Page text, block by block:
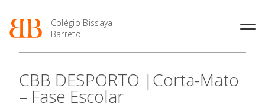
Colégio Bissaya
Barreto
Projeto Educativo
Organização
Enriquecimento Curricular
Oferta Curricular
Profissionais
Matrículas
2027
Calendários
CBB DESPORTO |Corta-Mato
– Fase Escolar